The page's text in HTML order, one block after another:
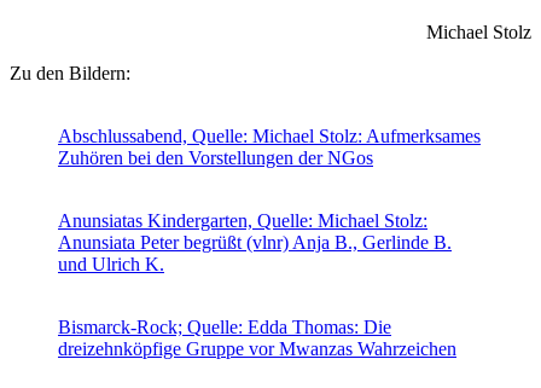
Michael Stolz
Zu den Bildern:
Abschlussabend, Quelle: Michael Stolz: Aufmerksames
Zuhören bei den Vorstellungen der NGos
Anunsiatas Kindergarten, Quelle: Michael Stolz:
Anunsiata Peter begrüßt (vlnr) Anja B., Gerlinde B.
und Ulrich K.
Bismarck-Rock; Quelle: Edda Thomas: Die
dreizehnköpfige Gruppe vor Mwanzas Wahrzeichen